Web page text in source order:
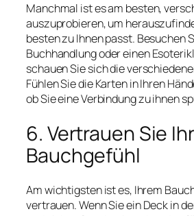
Manchmal ist es am besten,
auszuprobieren, um
besten zu Ihnen passt. Besuchen
Buchhandlung oder einen
schauen Sie sich die
Fühlen Sie die Karten in Ihren
ob Sie eine Verbindung zu ihnen
6. Vertrauen Sie
Bauchgefühl
Am wichtigsten ist es, Ihrem
vertrauen. Wenn Sie ein Deck in